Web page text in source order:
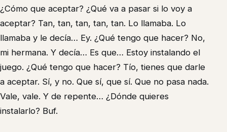
¿Cómo que aceptar? ¿Qué va a pasar si lo voy a
aceptar? Tan, tan, tan, tan, tan. Lo llamaba. Lo
llamaba y le decía… Ey. ¿Qué tengo que hacer? No,
mi hermana. Y decía… Es que… Estoy instalando el
juego. ¿Qué tengo que hacer? Tío, tienes que darle
a aceptar. Sí, y no. Que sí, que sí. Que no pasa nada.
Vale, vale. Y de repente… ¿Dónde quieres
instalarlo? Buf.